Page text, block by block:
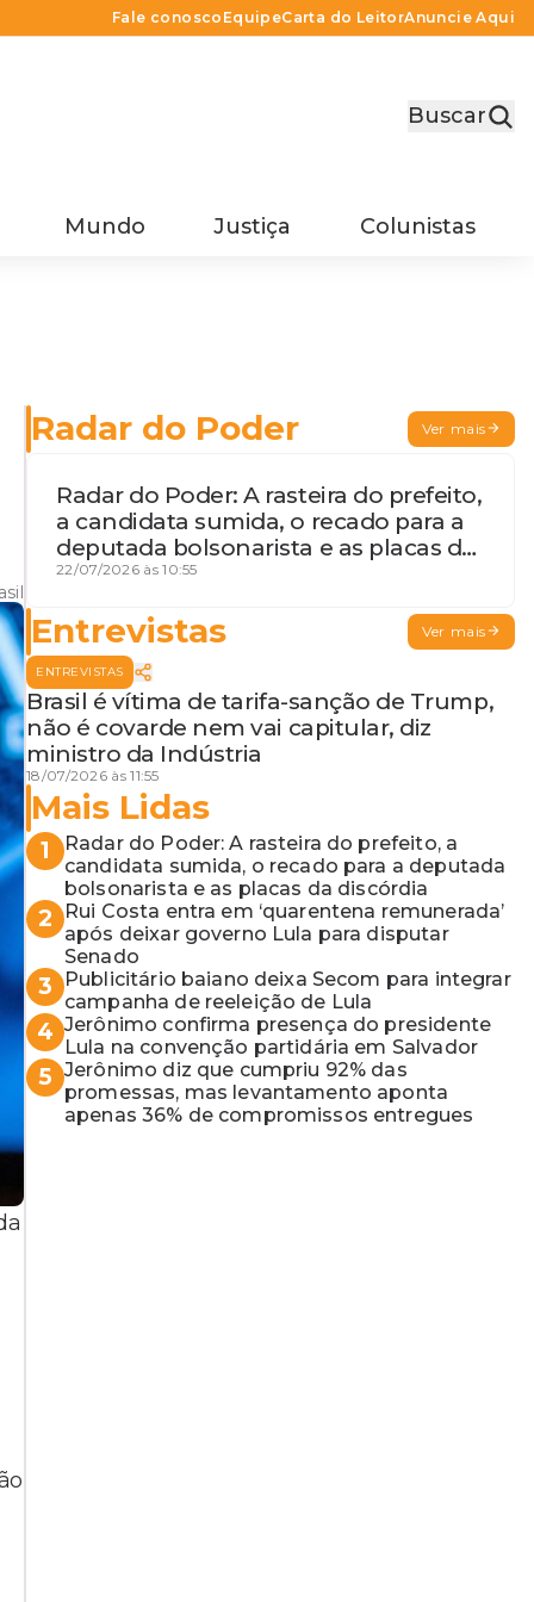
Fale conosco EquipeCarta do LeitorAnuncie Aqui
Buscar
Mundo Justiça Colunistas
Radar do Poder Ver mais
Radar do Poder: A rasteira do prefeito,
a candidata sumida, o recado para a
deputada bolsonarista e as placas da
discórdia
22/07/2026 às 10:55
Entrevistas Ver mais
ENTREVISTAS
Brasil é vítima de tarifa-sanção de Trump,
não é covarde nem vai capitular, diz
ministro da Indústria
18/07/2026 às 11:55
Mais Lidas
1
Radar do Poder: A rasteira do prefeito, a
candidata sumida, o recado para a deputada
bolsonarista e as placas da discórdia
2
Rui Costa entra em ‘quarentena remunerada’
após deixar governo Lula para disputar
Senado
3
Publicitário baiano deixa Secom para integrar
campanha de reeleição de Lula
4 Jerônimo confirma presença do presidente
Lula na convenção partidária em Salvador
5 Jerônimo diz que cumpriu 92% das
promessas, mas levantamento aponta
apenas 36% de compromissos entregues